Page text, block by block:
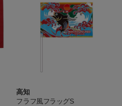
高知
フラフ風フラッグS